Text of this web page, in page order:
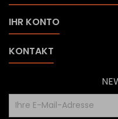
IHR KONTO
KONTAKT